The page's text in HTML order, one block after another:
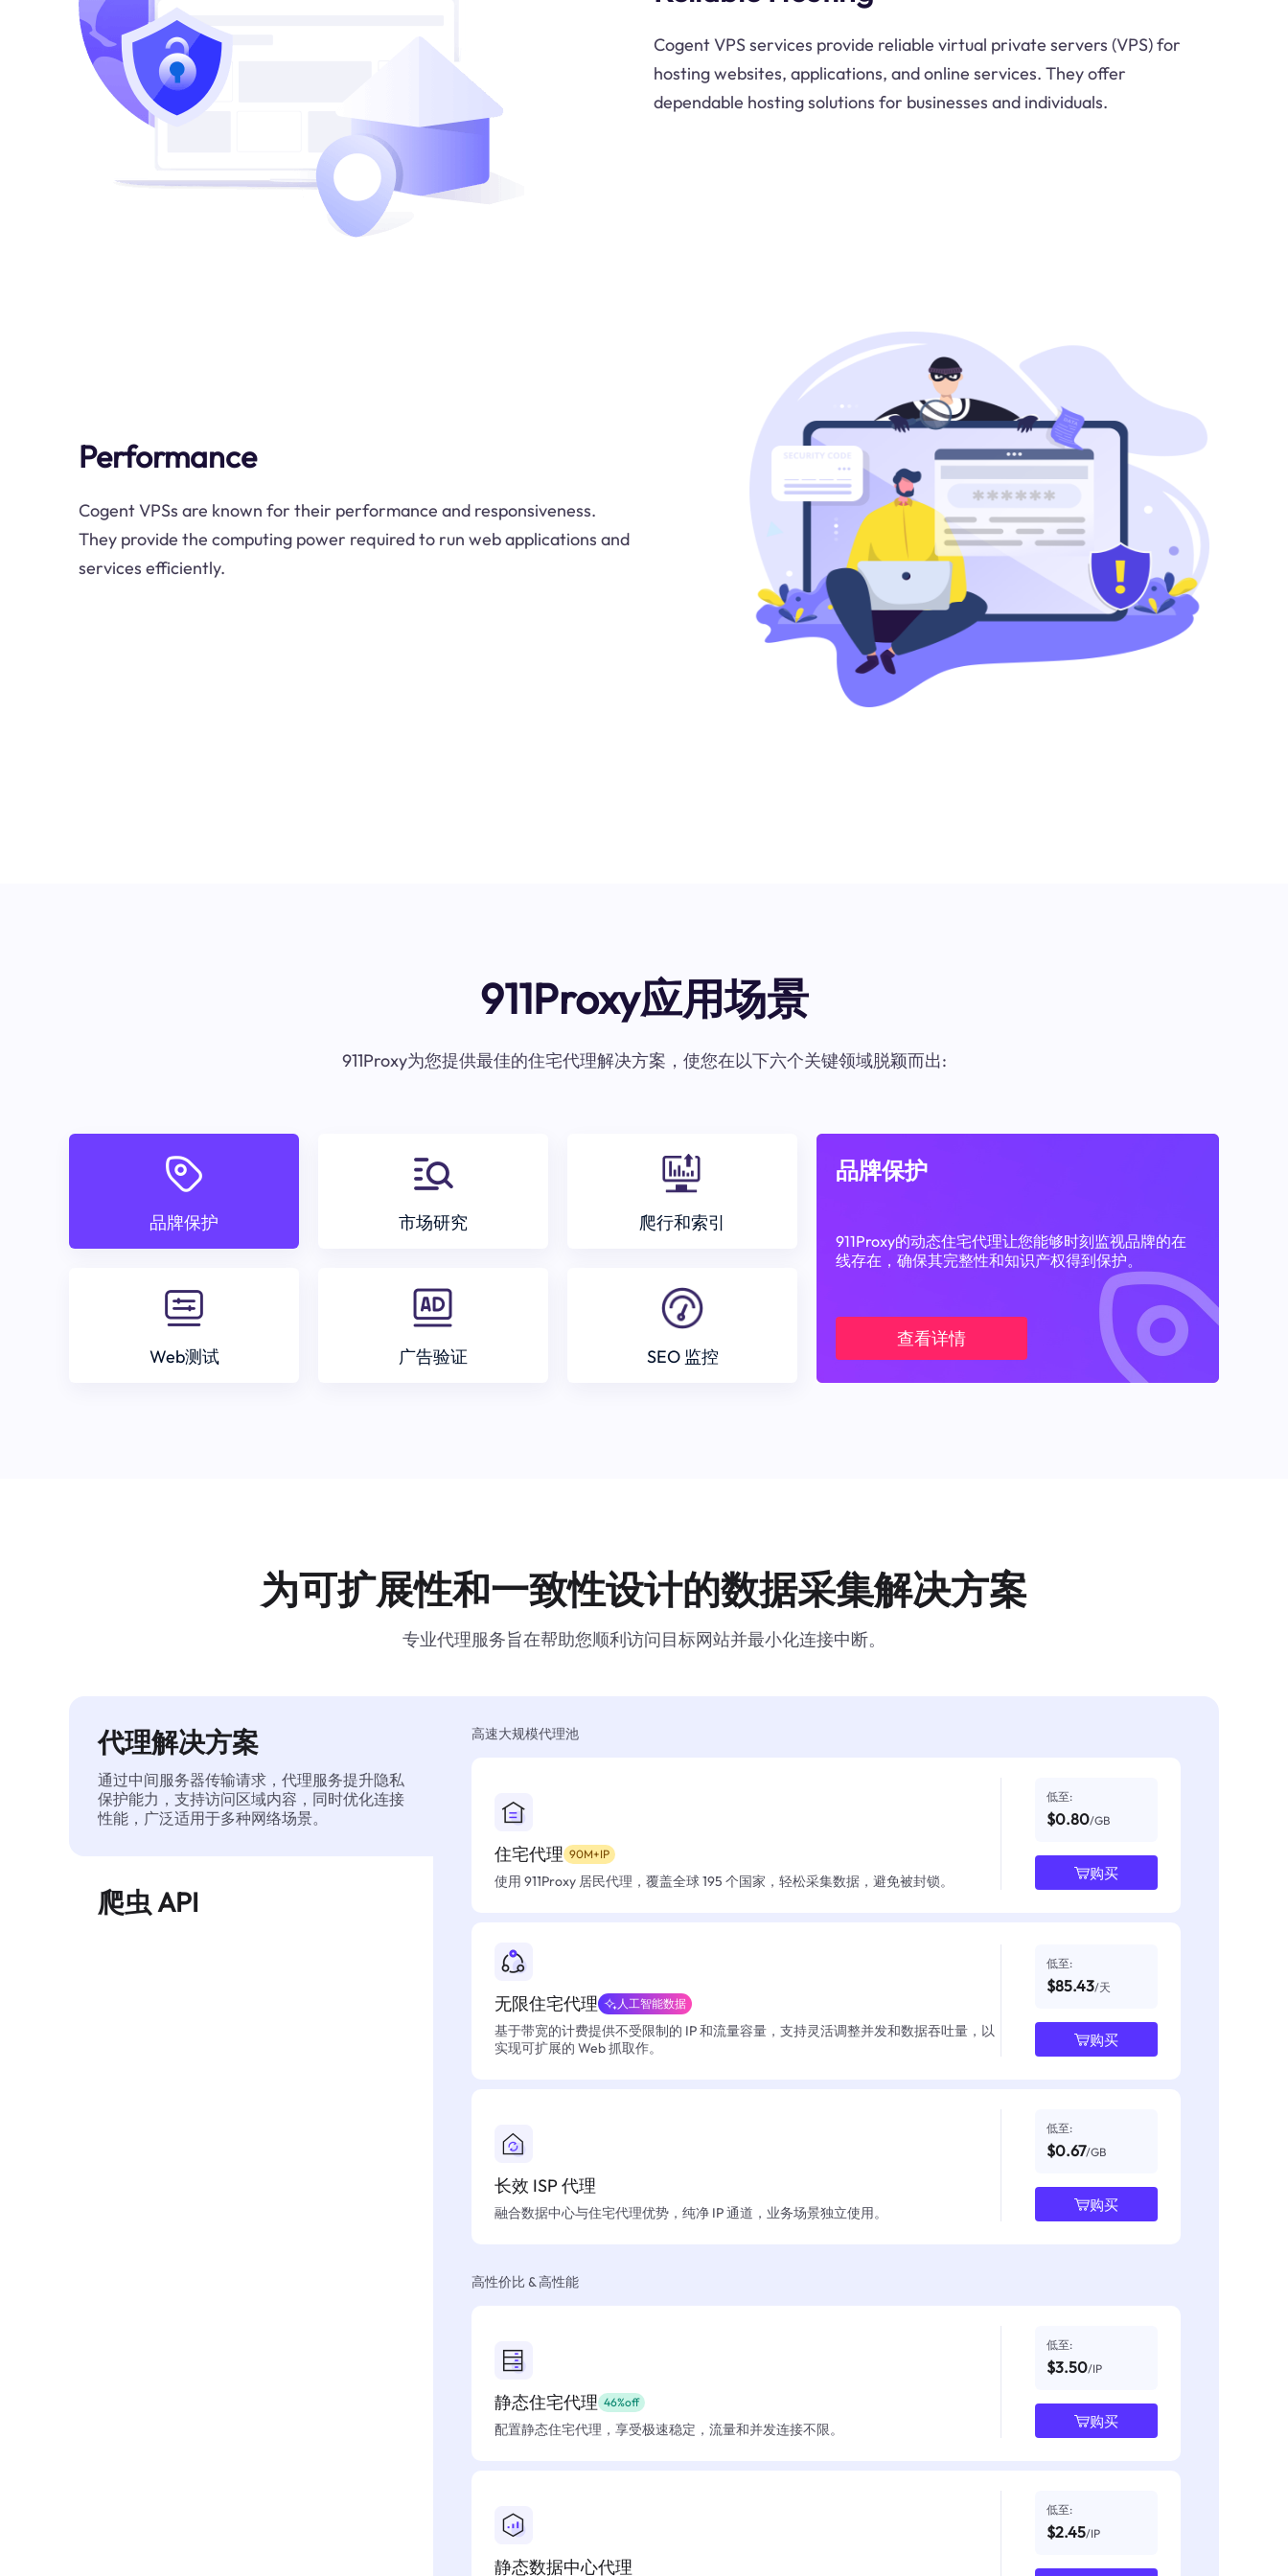
Cogent VPS services provide reliable virtual private servers (VPS) for
hosting websites, applications, and online services. They offer
dependable hosting solutions for businesses and individuals.
Performance
Cogent VPSs are known for their performance and responsiveness.
They provide the computing power required to run web applications and
services efficiently.
911Proxy应用场景
911Proxy为您提供最佳的住宅代理解决方案，使您在以下六个关键领域脱颖而出:
品牌保护 市场研究 爬行和索引
Web测试 广告验证 SEO 监控
品牌保护
911Proxy的动态住宅代理让您能够时刻监视品牌的在
线存在，确保其完整性和知识产权得到保护。
查看详情
为可扩展性和一致性设计的数据采集解决方案
专业代理服务旨在帮助您顺利访问目标网站并最小化连接中断。
代理解决方案
通过中间服务器传输请求，代理服务提升隐私
保护能力，支持访问区域内容，同时优化连接
性能，广泛适用于多种网络场景。
爬虫 API
高速大规模代理池
住宅代理 90M+IP
使用 911Proxy 居民代理，覆盖全球 195 个国家，轻松采集数据，避免被封锁。
低至:
$0.80/GB
购买
无限住宅代理 人工智能数据
基于带宽的计费提供不受限制的 IP 和流量容量，支持灵活调整并发和数据吞吐量，以
实现可扩展的 Web 抓取作。
低至:
$85.43/天
购买
长效 ISP 代理
融合数据中心与住宅代理优势，纯净 IP 通道，业务场景独立使用。
低至:
$0.67/GB
购买
高性价比 & 高性能
静态住宅代理 46%off
配置静态住宅代理，享受极速稳定，流量和并发连接不限。
低至:
$3.50/IP
购买
静态数据中心代理
低至:
$2.45/IP